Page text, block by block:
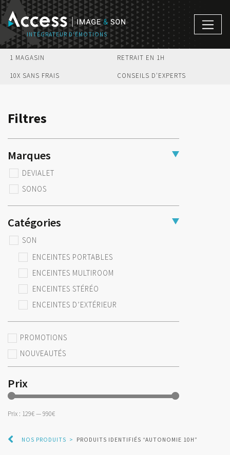
1 MAGASIN RETRAIT EN 1H
10X SANS FRAIS CONSEILS D'EXPERTS
Filtres
Marques
DEVIALET
SONOS
Catégories
SON
ENCEINTES PORTABLES
ENCEINTES MULTIROOM
ENCEINTES STÉRÉO
ENCEINTES D’EXTÉRIEUR
PROMOTIONS
NOUVEAUTÉS
Prix
Prix : 129€—990€
NOS PRODUITS > PRODUITS IDENTIFIÉS “AUTONOMIE 10H”